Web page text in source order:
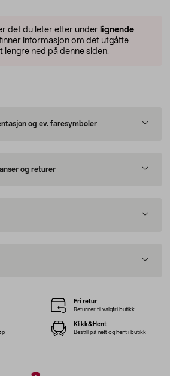
det du leter etter under lignende
informasjon om det utgåtte
lengre ned på denne siden.
og ev. faresymboler
og returer
Fri retur
Returner til valgfri butikk
Klikk&Hent
Bestill på nett og hent i butikk